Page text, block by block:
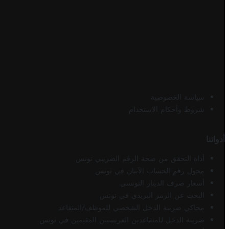
سياسة الخصوصية
شروط وأحكام الاستخدام
أدواتنا
أداة التحقق من صحة الرقم الضريبي تونس
محول رقم الحساب الآيبان في تونس
أسعار صرف الدينار التونسي
البحث عن الرمز البريدي في تونس
محاكي ضريبة الدخل الشخصي للموظف/المتقاعد
ضريبة الدخل للمتقاعدين الفرنسيين المقيمين في تونس